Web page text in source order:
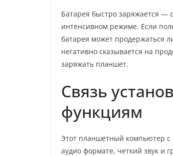
Батарея быстро заряжается —
интенсивном режиме. Если
батарея может продержаться
негативно сказывается на
заряжать планшет.
Связь
функциям
Этот планшетный компьютер с
аудио формате, четкий звук и